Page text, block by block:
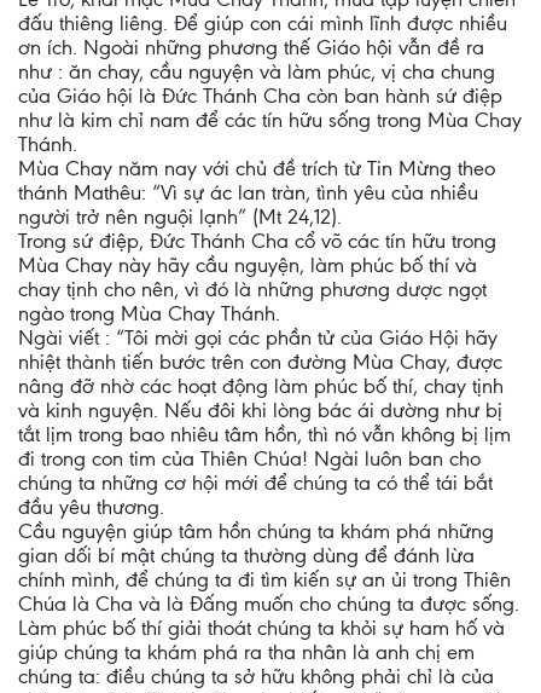
đấu thiêng liêng. Để giúp con cái mình lĩnh được nhiều
ơn ích. Ngoài những phương thế Giáo hội vẫn đề ra
như : ăn chay, cầu nguyện và làm phúc, vị cha chung
của Giáo hội là Đức Thánh Cha còn ban hành sứ điệp
như là kim chỉ nam để các tín hữu sống trong Mùa Chay
Thánh.
Mùa Chay năm nay với chủ đề trích từ Tin Mừng theo
thánh Mathêu: “Vì sự ác lan tràn, tình yêu của nhiều
người trở nên nguội lạnh” (Mt 24,12).
Trong sứ điệp, Đức Thánh Cha cổ võ các tín hữu trong
Mùa Chay này hãy cầu nguyện, làm phúc bố thí và
chay tịnh cho nên, vì đó là những phương dược ngọt
ngào trong Mùa Chay Thánh.
Ngài viết : “Tôi mời gọi các phần tử của Giáo Hội hãy
nhiệt thành tiến bước trên con đường Mùa Chay, được
nâng đỡ nhờ các hoạt động làm phúc bố thí, chay tịnh
và kinh nguyện. Nếu đôi khi lòng bác ái dường như bị
tắt lịm trong bao nhiêu tâm hồn, thì nó vẫn không bị lịm
đi trong con tim của Thiên Chúa! Ngài luôn ban cho
chúng ta những cơ hội mới để chúng ta có thể tái bắt
đầu yêu thương.
Cầu nguyện giúp tâm hồn chúng ta khám phá những
gian dối bí mật chúng ta thường dùng để đánh lừa
chính mình, để chúng ta đi tìm kiến sự an ủi trong Thiên
Chúa là Cha và là Đấng muốn cho chúng ta được sống.
Làm phúc bố thí giải thoát chúng ta khỏi sự ham hố và
giúp chúng ta khám phá ra tha nhân là anh chị em
chúng ta: điều chúng ta sở hữu không phải chỉ là của